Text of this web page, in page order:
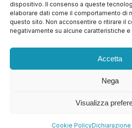
dispositivo. Il consenso a queste
elaborare dati come il comportamento di
questo sito. Non acconsentire o ritirare il
negativamente su alcune caratteristiche e
Accetta
Nega
Visualizza
Cookie Policy
Privacy Policy
Cookie Policy
Termini e Condizioni
1.500,00
246638 — SDI: